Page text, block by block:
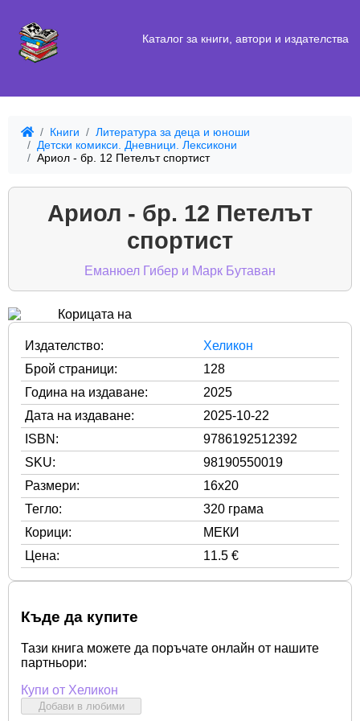
Каталог за книги, автори и издателства
Книги
Литература за деца и юноши
Детски комикси. Дневници. Лексикони
Ариол - бр. 12 Петелът спортист
Ариол - бр. 12 Петелът
спортист
Еманюел Гибер и Марк Бутаван
Издателство:
Хеликон
Брой страници:
128
Година на издаване:
2025
Дата на издаване:
2025-10-22
ISBN:
9786192512392
SKU:
98190550019
Размери:
16x20
Тегло:
320 грама
Корици:
МЕКИ
Цена:
11.5 €
Къде да купите
Тази книга можете да поръчате онлайн от нашите
партньори:
Купи от Хеликон
Добави в любими